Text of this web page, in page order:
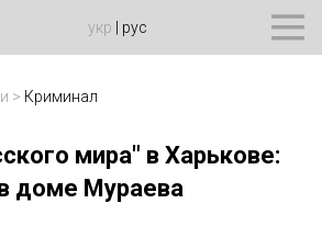
укр рус
> Криминал
мира" в Харькове:
доме Мураева